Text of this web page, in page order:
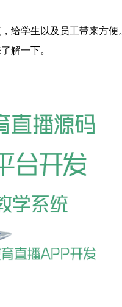
给学生以及员工带来方便
解一下。